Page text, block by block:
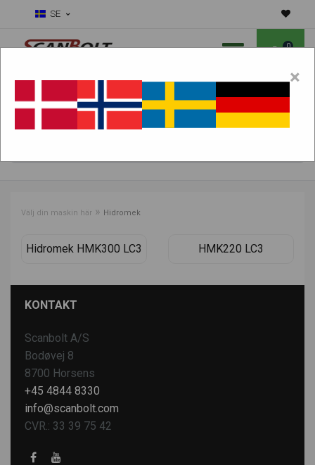
SE
0
Välj din maskin här » Hidromek
Hidromek HMK300 LC3 HMK220 LC3
KONTAKT
Scanbolt A/S
Bodøvej 8
8700 Horsens
+45 4844 8330
info@scanbolt.com
CVR.: 33 39 75 42
×